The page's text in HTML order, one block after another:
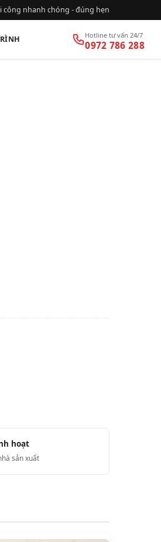
công nhanh chóng - đúng hẹn
Hotline tư vấn 24/7
0972 786 288
hoạt
sản xuất